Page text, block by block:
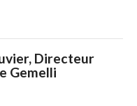
Directeur
Gemelli